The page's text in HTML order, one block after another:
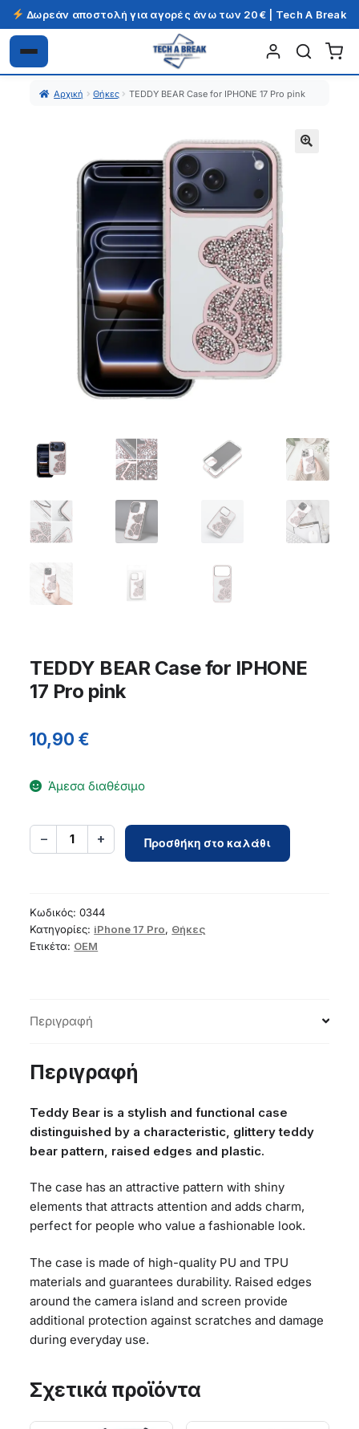
Δωρεάν αποστολή για αγορές άνω των 20€ | Tech A Break
Απευθείας
μετάβαση
Μετάβαση
σε
περιεχόμενο
Αρχική Θήκες TEDDY BEAR Case for IPHONE 17 Pro pink
TEDDY BEAR Case for IPHONE
17 Pro pink
10,90€
Άμεσα διαθέσιμο
− 1 +
TEDDY
BEAR
17
Προσθήκη στο καλάθι
Κωδικός:0344
Κατηγορίες: iPhone 17 Pro, Θήκες
Ετικέτα: OEM
Περιγραφή
Περιγραφή
Teddy Bear is a stylish and functional case
distinguished by a characteristic, glittery teddy
bear pattern, raised edges and plastic.
The case has an attractive pattern with shiny
elements that attracts attention and adds charm,
perfect for people who value a fashionable look.
The case is made of high-quality PU and TPU
materials and guarantees durability. Raised edges
around the camera island and screen provide
additional protection against scratches and damage
during everyday use.
Σχετικά προϊόντα